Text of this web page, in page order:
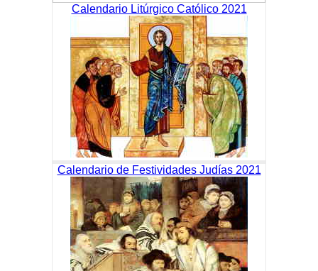
Calendario Litúrgico Católico 2021
Calendario de Festividades Judías 2021